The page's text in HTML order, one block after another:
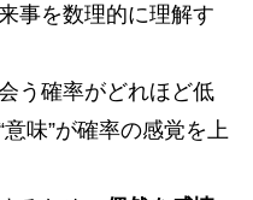
事を数理的に理解す
う確率がどれほど低
味”が確率の感覚を上